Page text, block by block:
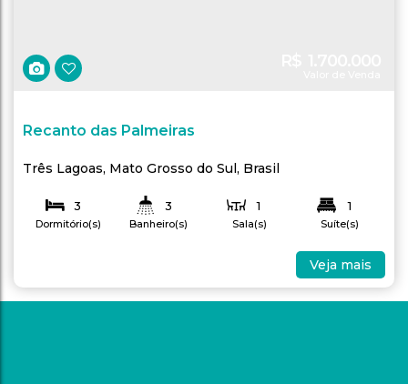
Recanto das Palmeiras
Três Lagoas, Mato Grosso do Sul, Brasil
3
Dormitório(s)
3
Banheiro(s)
1
Sala(s)
1
Suíte(s)
185.27m²
Veja mais